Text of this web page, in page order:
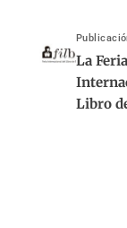
La Feria
Libro